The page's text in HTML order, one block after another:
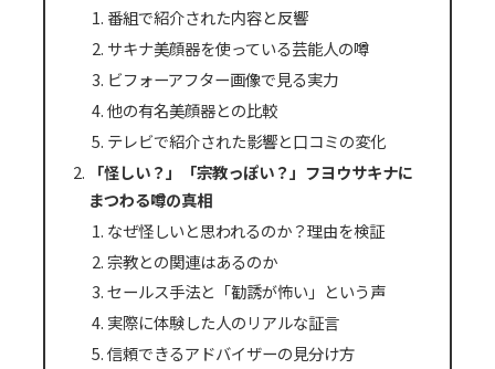
番組で紹介された内容と反響
サキナ美顔器を使っている芸能人の噂
ビフォーアフター画像で見る実力
他の有名美顔器との比較
テレビで紹介された影響と口コミの変化
「怪しい？」「宗教っぽい？」フヨウサキナに
まつわる噂の真相
なぜ怪しいと思われるのか？理由を検証
宗教との関連はあるのか
セールス手法と「勧誘が怖い」という声
実際に体験した人のリアルな証言
信頼できるアドバイザーの見分け方